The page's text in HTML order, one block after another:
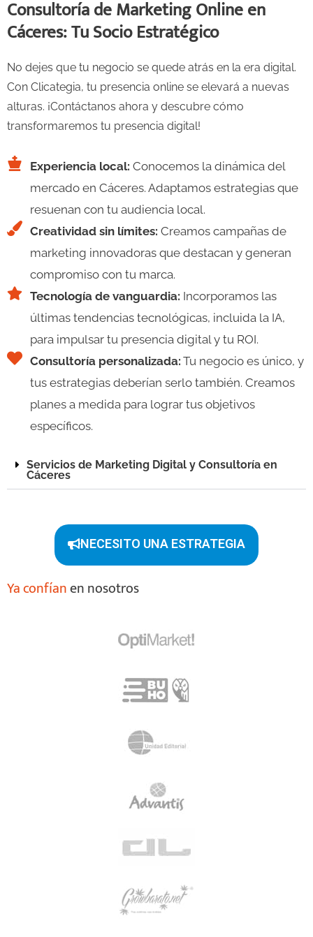
Consultoría de Marketing Online en
Cáceres: Tu Socio Estratégico
No dejes que tu negocio se quede atrás en la era digital.
Con Clicategia, tu presencia online se elevará a nuevas
alturas. ¡Contáctanos ahora y descubre cómo
transformaremos tu presencia digital!
Experiencia local: Conocemos la dinámica del
mercado en Cáceres. Adaptamos estrategias que
resuenan con tu audiencia local.
Creatividad sin límites: Creamos campañas de
marketing innovadoras que destacan y generan
compromiso con tu marca.
Tecnología de vanguardia: Incorporamos las
últimas tendencias tecnológicas, incluida la IA,
para impulsar tu presencia digital y tu ROI.
Consultoría personalizada: Tu negocio es único, y
tus estrategias deberían serlo también. Creamos
planes a medida para lograr tus objetivos
específicos.
Servicios de Marketing Digital y Consultoría en
Cáceres
NECESITO UNA ESTRATEGIA
Ya confíanen nosotros